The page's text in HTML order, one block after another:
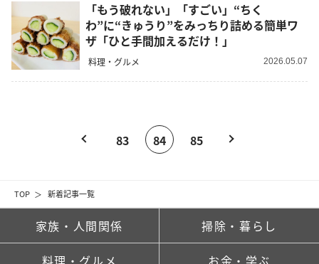
TOP 新着記事一覧
「もう破れない」「すごい」“ちく
わ”に“きゅうり”をみっちり詰める簡単ワ
ザ「ひと手間加えるだけ！」
料理・グルメ 2026.05.07
83 84 85
家族・人間関係 掃除・暮らし
料理・グルメ お金・学ぶ